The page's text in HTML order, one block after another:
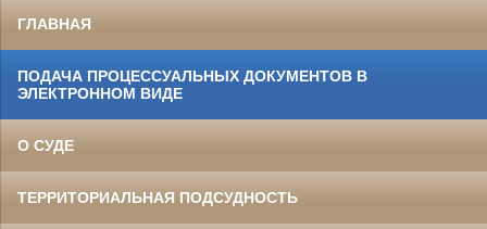
ГЛАВНАЯ
ПОДАЧА ПРОЦЕССУАЛЬНЫХ ДОКУМЕНТОВ В
ЭЛЕКТРОННОМ ВИДЕ
О СУДЕ
ТЕРРИТОРИАЛЬНАЯ ПОДСУДНОСТЬ